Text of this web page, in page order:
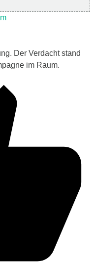
Der Verdacht stand
im Raum.